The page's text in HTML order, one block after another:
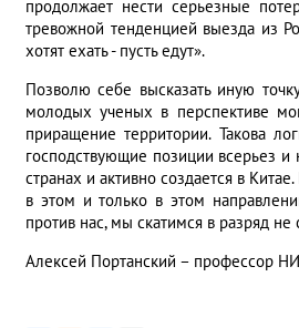
продолжает нести серьезные
тревожной тенденцией выезда из
хотят ехать - пусть едут».
Позволю себе высказать иную
молодых ученых в перспективе
приращение территории. Такова
господствующие позиции всерьез и
странах и активно создается в
в этом и только в этом
против нас, мы скатимся в разряд
Алексей Портанский – профессор